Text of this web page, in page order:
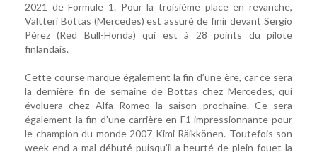
2021 de Formule 1. Pour la troisième place en revanche,
Valtteri Bottas (Mercedes) est assuré de finir devant Sergio
Pérez (Red Bull-Honda) qui est à 28 points du pilote
finlandais.
Cette course marque également la fin d’une ère, car ce sera
la dernière fin de semaine de Bottas chez Mercedes, qui
évoluera chez Alfa Romeo la saison prochaine. Ce sera
également la fin d’une carrière en F1 impressionnante pour
le champion du monde 2007 Kimi Räikkönen. Toutefois son
week-end a mal débuté puisqu’il a heurté de plein fouet la